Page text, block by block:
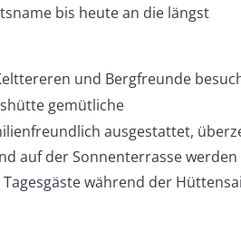
bis heute an die längst
und Bergfreunde
gemütliche
ausgestattet,
auf der Sonnenterrasse werden
während der